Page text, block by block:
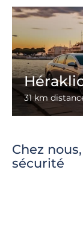
31 km
Chez
sécurité